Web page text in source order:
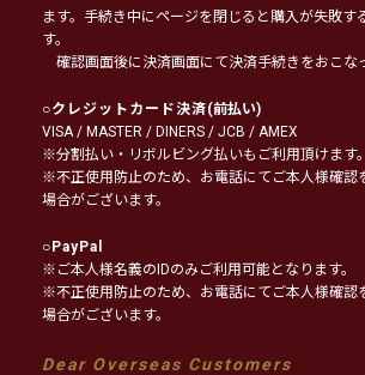
ます。手続き中にページを閉じると購入が失敗す
す。
確認画面後に決済画面にて決済手続きをおこな
○クレジットカード決済(前払い)
VISA / MASTER / DINERS / JCB / AMEX
※分割払い・リボルビング払いもご利用頂けます。
※不正使用防止のため、お電話にてご本人様確認
場合がございます。
○PayPal
※ご本人様名義のIDのみご利用可能となります。
※不正使用防止のため、お電話にてご本人様確認
場合がございます。
Dear Overseas Customers